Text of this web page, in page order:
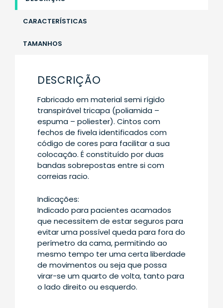
CARACTERÍSTICAS
TAMANHOS
DESCRIÇÃO
Fabricado em material semi rígido
transpirável tricapa (poliamida –
espuma – poliester). Cintos com
fechos de fivela identificados com
código de cores para facilitar a sua
colocação. É constituído por duas
bandas sobrepostas entre si com
correias racio.
Indicações:
Indicado para pacientes acamados
que necessitem de estar seguros para
evitar uma possível queda para fora do
perímetro da cama, permitindo ao
mesmo tempo ter uma certa liberdade
de movimentos ou seja que possa
virar-se um quarto de volta, tanto para
o lado direito ou esquerdo.